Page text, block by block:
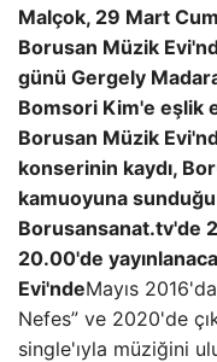
Malçok, 29 Mart
Borusan Müzik
günü Gergely
Bomsori Kim'e eşlik
Borusan Müzik
konserinin kaydı,
kamuoyuna
Borusansanat.tv'de
20.00'de
Evi'ndeMayıs
Nefes” ve 2020'de
single'ıyla müziğini